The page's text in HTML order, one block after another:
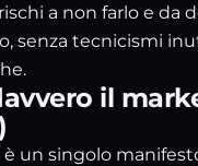
a non farlo e da
senza tecnicismi
il
un singolo